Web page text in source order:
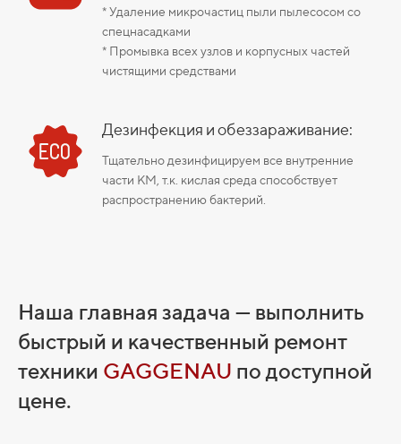
* Удаление микрочастиц пыли пылесосом со
спецнасадками
* Промывка всех узлов и корпусных частей
чистящими средствами
Дезинфекция и обеззараживание:
Тщательно дезинфицируем все внутренние
части КМ, т.к. кислая среда способствует
распространению бактерий.
Наша главная задача — выполнить
быстрый и качественный ремонт
техники GAGGENAU по доступной
цене.